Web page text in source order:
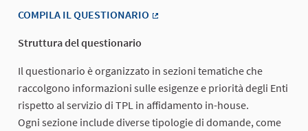
COMPILA IL QUESTIONARIO
Struttura del questionario
Il questionario è organizzato in sezioni tematiche che
raccolgono informazioni sulle esigenze e priorità degli Enti
rispetto al servizio di TPL in affidamento in-house.
Ogni sezione include diverse tipologie di domande, come